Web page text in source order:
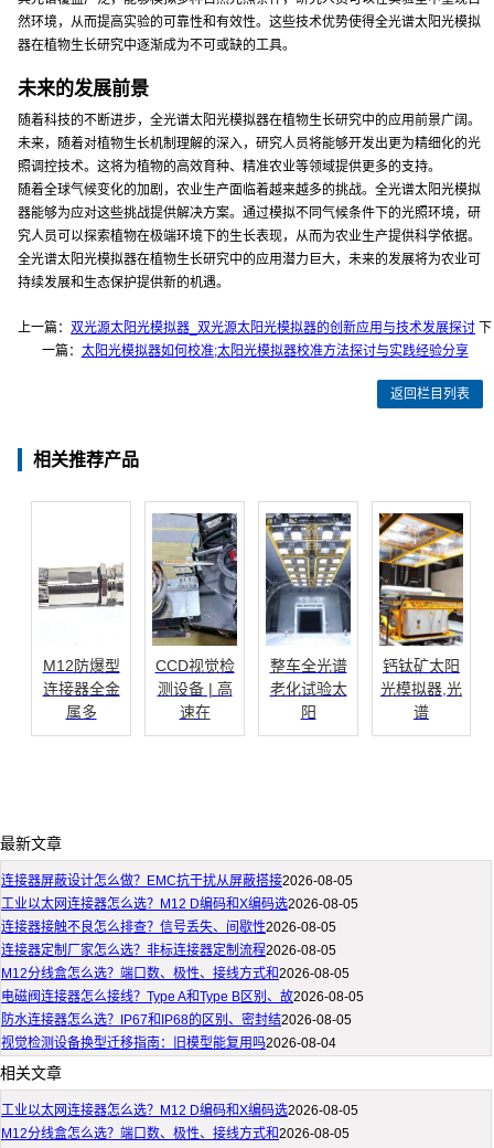
然环境，从而提高实验的可靠性和有效性。这些技术优势使得全光谱太阳光模拟
器在植物生长研究中逐渐成为不可或缺的工具。
未来的发展前景
随着科技的不断进步，全光谱太阳光模拟器在植物生长研究中的应用前景广阔。
未来，随着对植物生长机制理解的深入，研究人员将能够开发出更为精细化的光
照调控技术。这将为植物的高效育种、精准农业等领域提供更多的支持。
随着全球气候变化的加剧，农业生产面临着越来越多的挑战。全光谱太阳光模拟
器能够为应对这些挑战提供解决方案。通过模拟不同气候条件下的光照环境，研
究人员可以探索植物在极端环境下的生长表现，从而为农业生产提供科学依据。
全光谱太阳光模拟器在植物生长研究中的应用潜力巨大，未来的发展将为农业可
持续发展和生态保护提供新的机遇。
上一篇：双光源太阳光模拟器_双光源太阳光模拟器的创新应用与技术发展探讨 下
一篇： 太阳光模拟器如何校准;太阳光模拟器校准方法探讨与实践经验分享
返回栏目列表
相关推荐产品
M12防爆型
连接器全金
属多
CCD视觉检
测设备 | 高
速在
整车全光谱
老化试验太
阳
钙钛矿太阳
光模拟器,光
谱
最新文章
连接器屏蔽设计怎么做？EMC抗干扰从屏蔽搭接2026-08-05
工业以太网连接器怎么选？M12 D编码和X编码选2026-08-05
连接器接触不良怎么排查？信号丢失、间歇性2026-08-05
连接器定制厂家怎么选？非标连接器定制流程2026-08-05
M12分线盒怎么选？端口数、极性、接线方式和2026-08-05
电磁阀连接器怎么接线？Type A和Type B区别、故2026-08-05
防水连接器怎么选？IP67和IP68的区别、密封结2026-08-05
视觉检测设备换型迁移指南：旧模型能复用吗2026-08-04
相关文章
工业以太网连接器怎么选？M12 D编码和X编码选2026-08-05
M12分线盒怎么选？端口数、极性、接线方式和2026-08-05